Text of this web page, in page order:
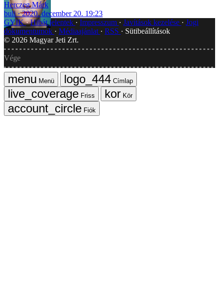
Herczeg Márk
buli
2020. december 20. 19:23
GYIK Hibát jelentek Impresszum Javítások kezelése
Jogi
dokumentumok
Médiaajánlat RSS
Sütibeállítások
© 2026 Magyar Jeti Zrt.
Vége
Menü
Címlap
Friss
Kör
Fiók